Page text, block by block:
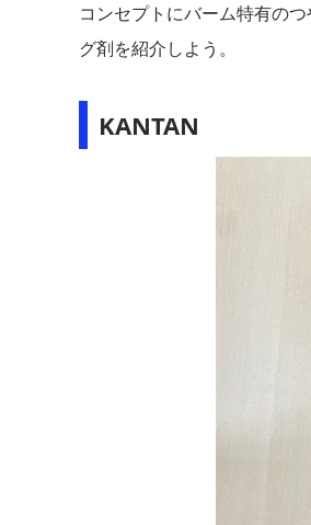
コンセプトにバーム特有の
グ剤を紹介しよう。
KANTAN